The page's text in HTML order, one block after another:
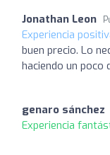
Jonathan Leon
Experiencia
buen precio. Lo
haciendo un poco
genaro sánchez
Experiencia